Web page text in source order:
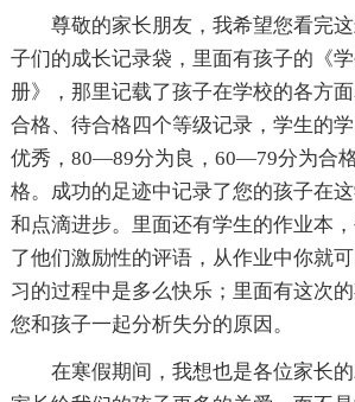
尊敬的家长朋友，我希望您看完
子们的成长记录袋，里面有孩子的《
册》，那里记载了孩子在学校的各方面
合格、待合格四个等级记录，学生的
优秀，80—89分为良，60—79分为合
格。成功的足迹中记录了您的孩子在
和点滴进步。里面还有学生的作业本
了他们激励性的评语，从作业中你就
习的过程中是多么快乐；里面有这次
您和孩子一起分析失分的原因。
在寒假期间，我想也是各位家长